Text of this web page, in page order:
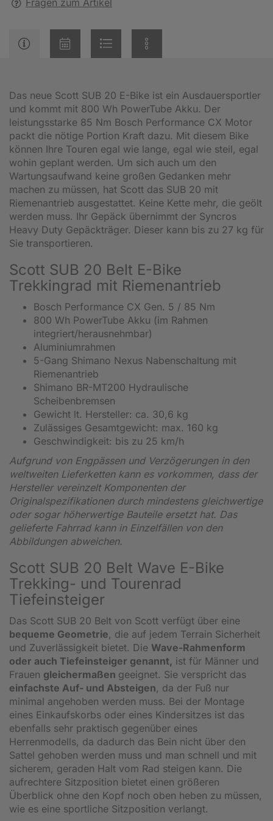
Das neue Scott SUB 20 E-Bike ist ein Ausdauersportler
und kommt mit 800 Wh PowerTube Akku. Der
leistungsstarke 85 Nm Bosch Performance CX Motor
packt die nötige Portion Kraft dazu. Mit diesem Bike
können Ihre Touren egal wie lange, egal wie steil, egal
wohin geplant werden. Um sich auch um den
Wartungsaufwand keine großen Gedanken mehr
machen zu müssen, hat Scott das SUB 20 mit
Riemenantrieb ausgestattet. Keine Kette mehr, die geölt
werden muss. Ihr Gepäck übernimmt der Syncros
Heavy Duty Gepäckträger. Dieser kann bis zu 27 kg für
Sie transportieren.
Scott SUB 20 Belt E-Bike
Trekkingrad mit Riemenantrieb
Bosch Performance CX Gen. 5 / 85 Nm
800 Wh PowerTube Akku (im Rahmen
integriert/herausnehmbar)
Aluminiumrahmen
5-Gang Shimano Nexus Nabenschaltung mit
Riemenantrieb
Shimano BR-MT200 Hydraulische
Scheibenbremsen
Gewicht lt. Hersteller: ca. 30,6 kg
Zulässiges Gesamtgewicht: max. 160 kg
Geschwindigkeit: bis zu 25 km/h
Aufgrund von Engpässen und Verzögerungen in den
weltweiten Lieferketten kann es vorkommen, dass der
Hersteller vereinzelt Komponenten der
Originalspezifikationen durch mindestens gleichwertige
oder sogar höherwertige Bauteile ersetzt hat. Das
gelieferte Fahrrad kann in Einzelfällen von den
Abbildungen abweichen.
Scott SUB 20 Belt Wave E-Bike
Trekking- und Tourenrad
Tiefeinsteiger
Das Scott SUB 20 Belt von Scott verfügt über eine
bequeme Geometrie, die auf jedem Terrain Sicherheit
und Zuverlässigkeit bietet. Die Wave-Rahmenform
oder auch Tiefeinsteiger genannt, ist für Männer und
Frauen gleichermaßen geeignet. Sie verspricht das
einfachste Auf- und Absteigen, da der Fuß nur
minimal angehoben werden muss. Bei der Montage
eines Einkaufskorbs oder eines Kindersitzes ist das
ebenfalls sehr praktisch gegenüber eines
Herrenmodells, da dadurch das Bein nicht über den
Sattel gehoben werden muss und man schnell und mit
sicherem, geraden Halt vom Rad steigen kann. Die
aufrechtere Sitzposition bietet einen größeren
Überblick ohne den Kopf noch oben heben zu müssen,
wie es eine sportliche Sitzposition verlangt.